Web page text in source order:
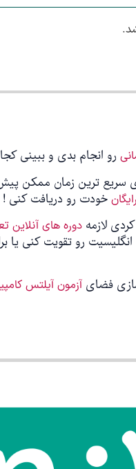
رو انجام بدی و ببینی
خودت رو دریافت کنی !
دوره های آنلاین
رو تقویت کنی یا
آزمون آیلتس